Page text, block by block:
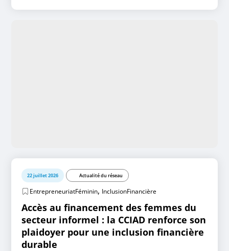
22 juillet 2026 Actualité du réseau
EntrepreneuriatFéminin, InclusionFinancière
Accès au financement des femmes du
secteur informel : la CCIAD renforce son
plaidoyer pour une inclusion financière
durable